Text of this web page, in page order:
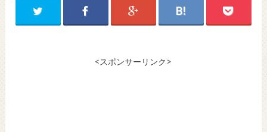
<スポンサーリンク>